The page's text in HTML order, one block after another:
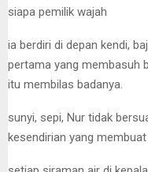
siapa pemilik wajah
ia berdiri di depan kendi,
pertama yang membasuh
itu membilas badanya.
sunyi, sepi, Nur tidak
kesendirian yang